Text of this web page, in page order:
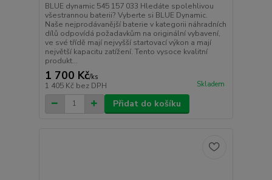
BLUE dynamic 545 157 033 Hledáte spolehlivou
všestrannou baterii? Vyberte si BLUE Dynamic.
Naše nejprodávanější baterie v kategorii náhradních
dílů odpovídá požadavkům na originální vybavení,
ve své třídě mají nejvyšší startovací výkon a mají
největší kapacitu zatížení. Tento vysoce kvalitní
produkt...
1 700 Kč/ks
1 405 Kč bez DPH Skladem
Přidat do košíku